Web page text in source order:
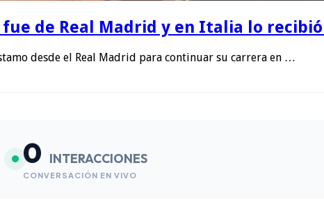
fue de Real Madrid y en Italia lo
desde el Real Madrid para continuar su carrera en …
0 INTERACCIONES
CONVERSACIÓN EN VIVO